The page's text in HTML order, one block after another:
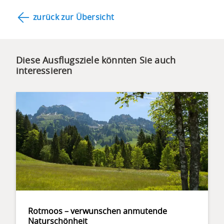
hinab
zum
der
Wanderung,
1361
Meter
über
Meer.
Etwas
über
1,5
der
insgesamt
zurück zur Übersicht
Diese Ausflugsziele könnten Sie auch
interessieren
Rotmoos – verwunschen anmutende
Naturschönheit